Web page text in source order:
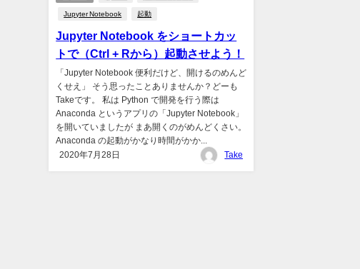
Jupyter Notebook 起動
Jupyter Notebook をショートカッ
トで（Ctrl + Rから）起動させよう！
「Jupyter Notebook 便利だけど、開けるのめんど
くせえ」 そう思ったことありませんか？どーも
Takeです。 私は Python で開発を行う際は
Anaconda というアプリの「Jupyter Notebook」
を開いていましたが まあ開くのがめんどくさい。
Anaconda の起動がかなり時間がかか...
2020年7月28日
Take